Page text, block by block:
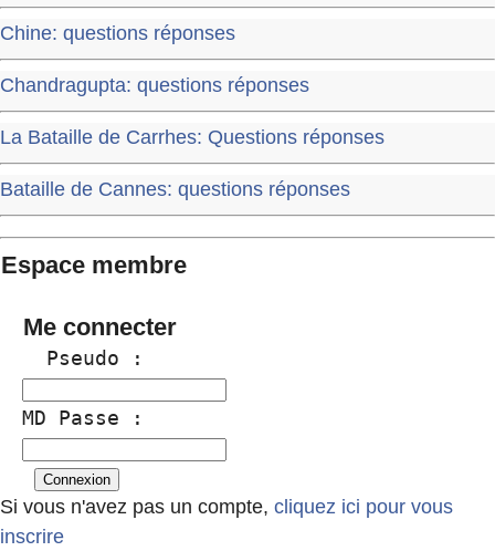
Chine: questions réponses
Chandragupta: questions réponses
La Bataille de Carrhes: Questions réponses
Bataille de Cannes: questions réponses
Espace membre
Me connecter
  Pseudo :
MD Passe :
Si vous n'avez pas un compte, cliquez ici pour vous
inscrire